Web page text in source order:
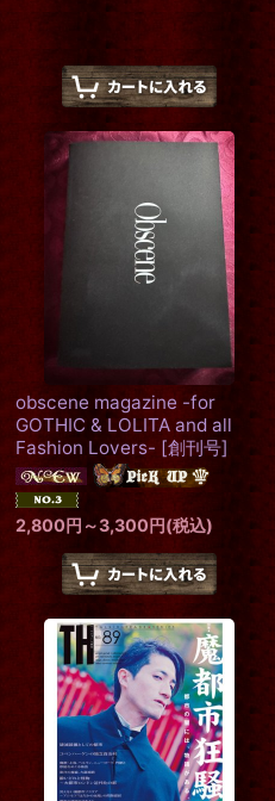
obscene magazine -for
GOTHIC & LOLITA and all
Fashion Lovers- [創刊号]
2,800円 ～3,300円(税込)